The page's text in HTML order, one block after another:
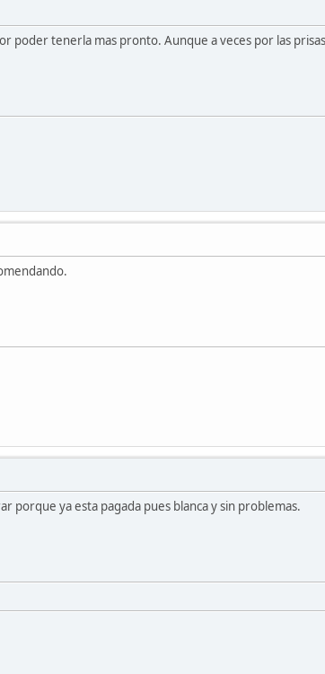
poder tenerla mas pronto. Aunque a veces por las
porque ya esta pagada pues blanca y sin problemas.